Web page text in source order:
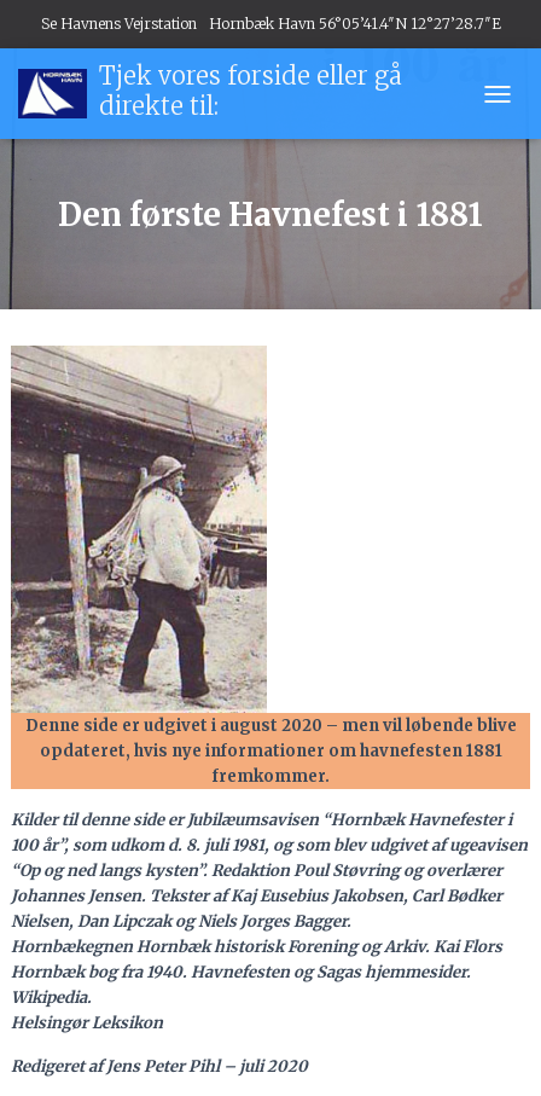
Se Havnens Vejrstation Hornbæk Havn 56°05’41.4″N 12°27’28.7″E
Tjek vores forside eller gå
direkte til:
O
V
Den første Havnefest i 1881
Denne side er udgivet i august 2020 – men vil løbende blive
opdateret, hvis nye informationer om havnefesten 1881
fremkommer.
Kilder til denne side er Jubilæumsavisen “Hornbæk Havnefester i
100 år”, som udkom d. 8. juli 1981, og som blev udgivet af ugeavisen
“Op og ned langs kysten”. Redaktion Poul Støvring og overlærer
Johannes Jensen. Tekster af Kaj Eusebius Jakobsen, Carl Bødker
Nielsen, Dan Lipczak og Niels Jorges Bagger.
Hornbækegnen Hornbæk historisk Forening og Arkiv. Kai Flors
Hornbæk bog fra 1940. Havnefesten og Sagas hjemmesider.
Wikipedia.
Helsingør Leksikon
Redigeret af Jens Peter Pihl – juli 2020